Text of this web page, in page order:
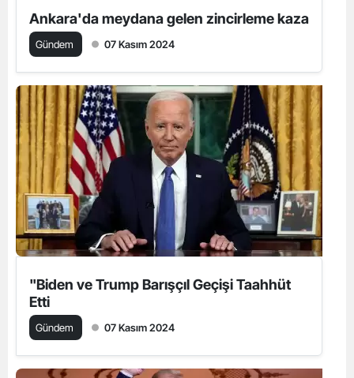
Ankara'da meydana gelen zincirleme kaza
Gündem 07 Kasım 2024
"Biden ve Trump Barışçıl Geçişi Taahhüt
Etti
Gündem 07 Kasım 2024